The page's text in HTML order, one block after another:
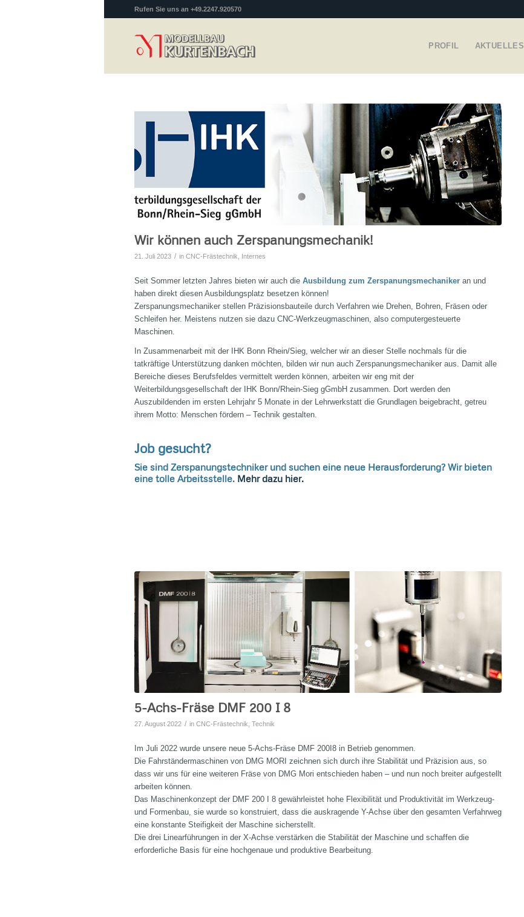
Rufen Sie uns an +49.2247.920570
PROFIL AKTUELLES
Wir können auch Zerspanungsmechanik!
21. Juli 2023 / in CNC-Frästechnik Internes
Seit Sommer letzten Jahres bieten wir auch die Ausbildung zum Zerspanungsmechaniker an und
haben direkt diesen Ausbildungsplatz besetzen können!
Zerspanungsmechaniker stellen Präzisionsbauteile durch Verfahren wie Drehen, Bohren, Fräsen oder
Schleifen her. Meistens nutzen sie dazu CNC-Werkzeugmaschinen, also computergesteuerte
Maschinen.
In Zusammenarbeit mit der IHK Bonn Rhein/Sieg, welcher wir an dieser Stelle nochmals für die
tatkräftige Unterstützung danken möchten, bilden wir nun auch Zerspanungsmechaniker aus. Damit alle
Bereiche dieses Berufsfeldes vermittelt werden können, arbeiten wir eng mit der
Weiterbildungsgesellschaft der IHK Bonn/Rhein-Sieg gGmbH zusammen. Dort werden den
Auszubildenden im ersten Lehrjahr 5 Monate in der Lehrwerkstatt die Grundlagen beigebracht, getreu
ihrem Motto: Menschen fördern – Technik gestalten.
Job gesucht?
Sie sind Zerspanungstechniker und suchen eine neue Herausforderung? Wir bieten
eine tolle Arbeitsstelle. Mehr dazu hier.
5-Achs-Fräse DMF 200 I 8
27. August 2022 / in CNC-Frästechnik, Technik
Im Juli 2022 wurde unsere neue 5-Achs-Fräse DMF 200I8 in Betrieb genommen.
Die Fahrständermaschinen von DMG MORI zeichnen sich durch ihre Stabilität und Präzision aus, so
dass wir uns für eine weiteren Fräse von DMG Mori entschieden haben – und nun noch breiter aufgestellt
arbeiten können.
Das Maschinenkonzept der DMF 200 I 8 gewährleistet hohe Flexibilität und Produktivität im Werkzeug-
und Formenbau, sie wurde so konstruiert, dass die auskragende Y-Achse über den gesamten Verfahrweg
eine konstante Steifigkeit der Maschine sicherstellt.
Die drei Linearführungen in der X-Achse verstärken die Stabilität der Maschine und schaffen die
erforderliche Basis für eine hochgenaue und produktive Bearbeitung.